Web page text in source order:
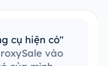
cụ hiện có"
vào